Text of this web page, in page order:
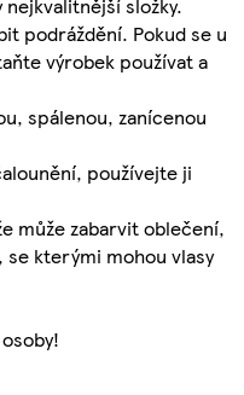
podráždění. Pokud se u
výrobek používat a
spálenou, zanícenou
používejte ji
může zabarvit oblečení,
se kterými mohou vlasy